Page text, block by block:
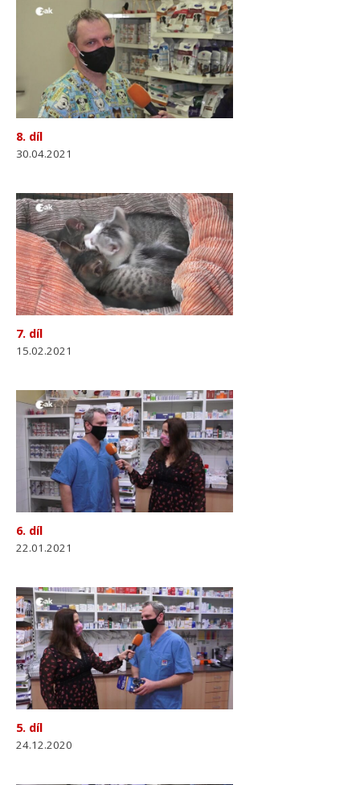
8. díl
30.04.2021
7. díl
15.02.2021
6. díl
22.01.2021
5. díl
24.12.2020